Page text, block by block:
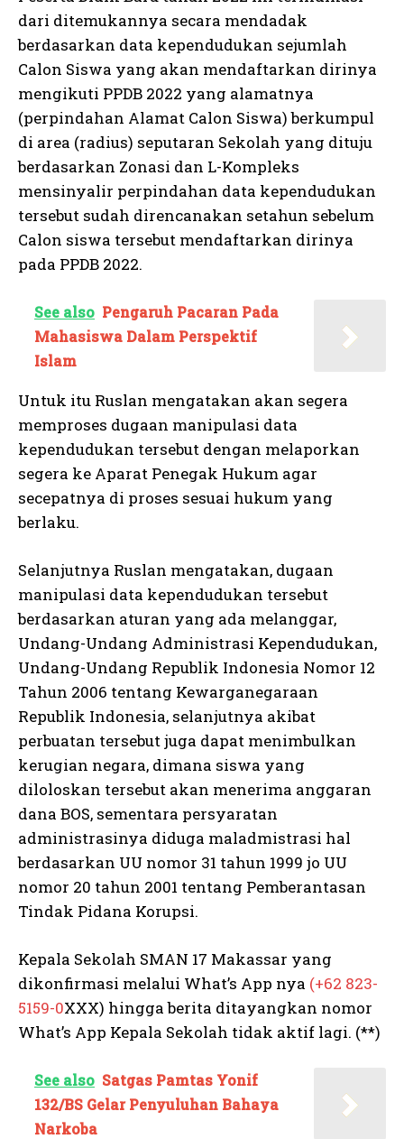
dari ditemukannya secara mendadak
berdasarkan data kependudukan sejumlah
Calon Siswa yang akan mendaftarkan dirinya
mengikuti PPDB 2022 yang alamatnya
(perpindahan Alamat Calon Siswa) berkumpul
di area (radius) seputaran Sekolah yang dituju
berdasarkan Zonasi dan L-Kompleks
mensinyalir perpindahan data kependudukan
tersebut sudah direncanakan setahun sebelum
Calon siswa tersebut mendaftarkan dirinya
pada PPDB 2022.
See also Pengaruh Pacaran Pada
Mahasiswa Dalam Perspektif
Islam
Untuk itu Ruslan mengatakan akan segera
memproses dugaan manipulasi data
kependudukan tersebut dengan melaporkan
segera ke Aparat Penegak Hukum agar
secepatnya di proses sesuai hukum yang
berlaku.
Selanjutnya Ruslan mengatakan, dugaan
manipulasi data kependudukan tersebut
berdasarkan aturan yang ada melanggar,
Undang-Undang Administrasi Kependudukan,
Undang-Undang Republik Indonesia Nomor 12
Tahun 2006 tentang Kewarganegaraan
Republik Indonesia, selanjutnya akibat
perbuatan tersebut juga dapat menimbulkan
kerugian negara, dimana siswa yang
diloloskan tersebut akan menerima anggaran
dana BOS, sementara persyaratan
administrasinya diduga maladmistrasi hal
berdasarkan UU nomor 31 tahun 1999 jo UU
nomor 20 tahun 2001 tentang Pemberantasan
Tindak Pidana Korupsi.
Kepala Sekolah SMAN 17 Makassar yang
dikonfirmasi melalui What’s App nya (+62 823-
5159-0XXX) hingga berita ditayangkan nomor
What’s App Kepala Sekolah tidak aktif lagi. (**)
See also Satgas Pamtas Yonif
132/BS Gelar Penyuluhan Bahaya
Narkoba